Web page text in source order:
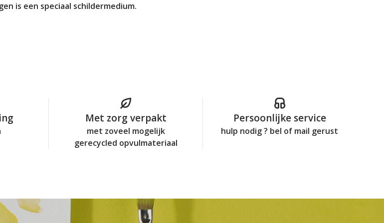
is een speciaal schildermedium.
Met zorg verpakt
met zoveel mogelijk
gerecycled opvulmateriaal
Persoonlijke service
hulp nodig ? bel of mail gerust